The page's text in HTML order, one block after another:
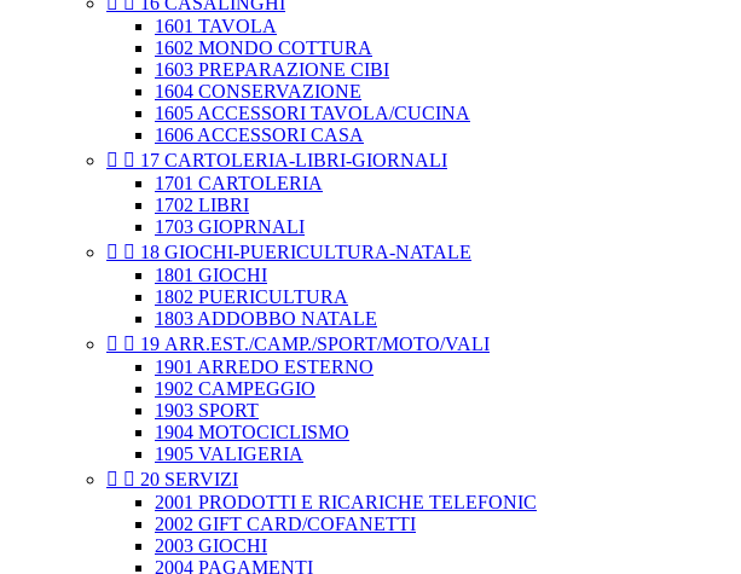
1601 TAVOLA
1602 MONDO COTTURA
1603 PREPARAZIONE CIBI
1604 CONSERVAZIONE
1605 ACCESSORI TAVOLA/CUCINA
1606 ACCESSORI CASA
  17 CARTOLERIA-LIBRI-GIORNALI
1701 CARTOLERIA
1702 LIBRI
1703 GIOPRNALI
  18 GIOCHI-PUERICULTURA-NATALE
1801 GIOCHI
1802 PUERICULTURA
1803 ADDOBBO NATALE
  19 ARR.EST./CAMP./SPORT/MOTO/VALI
1901 ARREDO ESTERNO
1902 CAMPEGGIO
1903 SPORT
1904 MOTOCICLISMO
1905 VALIGERIA
  20 SERVIZI
2001 PRODOTTI E RICARICHE TELEFONIC
2002 GIFT CARD/COFANETTI
2003 GIOCHI
2004 PAGAMENTI